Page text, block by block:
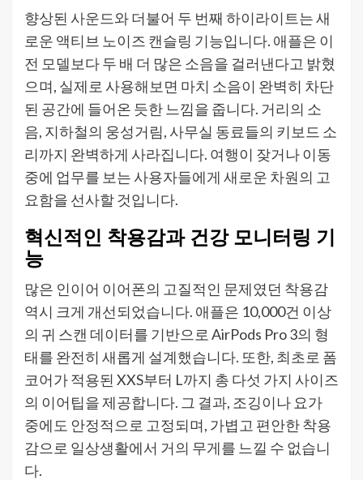
향상된 사운드와 더불어 두 번째 하이라이트는 새
로운 액티브 노이즈 캔슬링 기능입니다. 애플은 이
전 모델보다 두 배 더 많은 소음을 걸러낸다고 밝혔
으며, 실제로 사용해보면 마치 소음이 완벽히 차단
된 공간에 들어온 듯한 느낌을 줍니다. 거리의 소
음, 지하철의 웅성거림, 사무실 동료들의 키보드 소
리까지 완벽하게 사라집니다. 여행이 잦거나 이동
중에 업무를 보는 사용자들에게 새로운 차원의 고
요함을 선사할 것입니다.
혁신적인 착용감과 건강 모니터링 기
능
많은 인이어 이어폰의 고질적인 문제였던 착용감
역시 크게 개선되었습니다. 애플은 10,000건 이상
의 귀 스캔 데이터를 기반으로 AirPods Pro 3의 형
태를 완전히 새롭게 설계했습니다. 또한, 최초로 폼
코어가 적용된 XXS부터 L까지 총 다섯 가지 사이즈
의 이어팁을 제공합니다. 그 결과, 조깅이나 요가
중에도 안정적으로 고정되며, 가볍고 편안한 착용
감으로 일상생활에서 거의 무게를 느낄 수 없습니
다.